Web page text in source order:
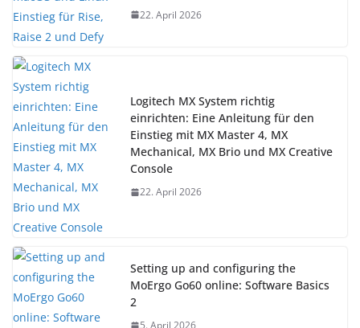
22. April 2026
Logitech MX System richtig
einrichten: Eine Anleitung für den
Einstieg mit MX Master 4, MX
Mechanical, MX Brio und MX Creative
Console
22. April 2026
Setting up and configuring the
MoErgo Go60 online: Software Basics
2